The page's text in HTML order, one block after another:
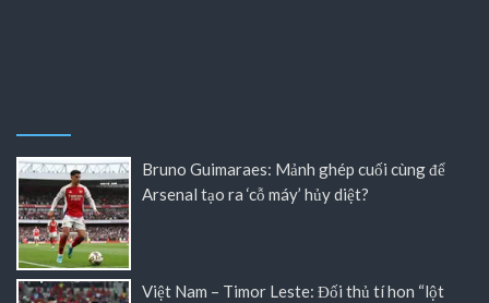
Bruno Guimaraes: Mảnh ghép cuối cùng để
Arsenal tạo ra ‘cỗ máy’ hủy diệt?
Việt Nam – Timor Leste: Đối thủ tí hon “lột